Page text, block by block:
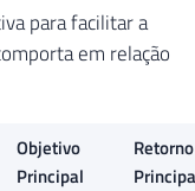
para facilitar a
em relação
Objetivo
Principal
Retorno